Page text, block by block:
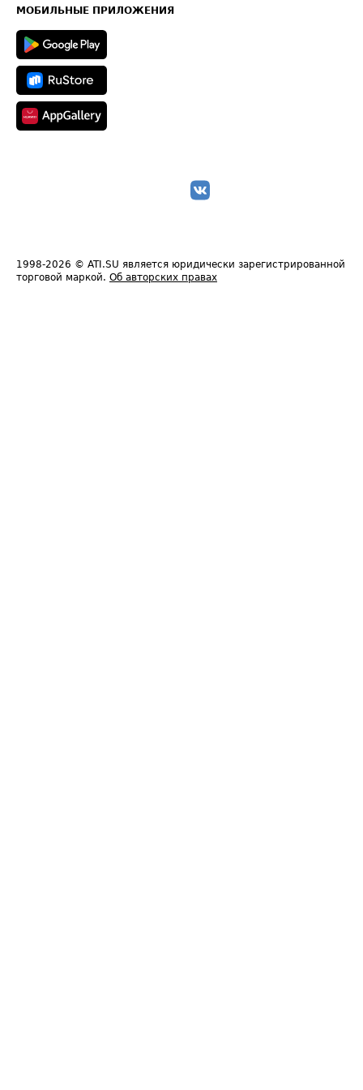
Техническая информация
МОБИЛЬНЫЕ ПРИЛОЖЕНИЯ
1998-2026 © ATI.SU является юридически зарегистрированной
торговой маркой. Об авторских правах